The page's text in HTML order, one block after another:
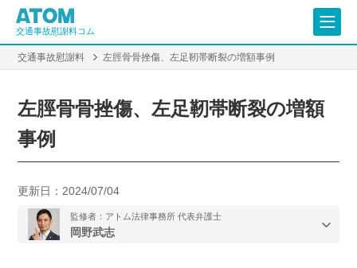
交通事故慰謝料コム
交通事故慰謝料 左脛骨骨挫傷、左足靭帯断裂の増額事例
左脛骨骨挫傷、左足靭帯断裂の増額
事例
更新日： 2024/07/04
監修者：アトム法律事務所 代表弁護士
岡野武志